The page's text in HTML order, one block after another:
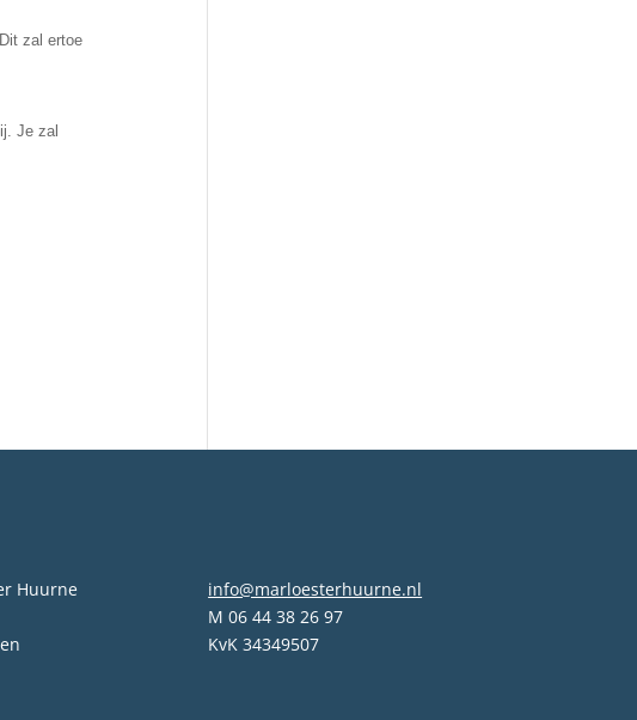
zal ertoe
Je zal
Huurne
info@marloesterhuurne.nl
M 06 44 38 26 97
KvK 34349507